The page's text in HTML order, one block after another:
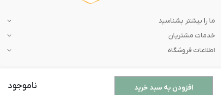
افزودن به سبد خرید ناموجود
ما را بیشتر بشناسید
خدمات مشتریان
اطلاعات فروشگاه